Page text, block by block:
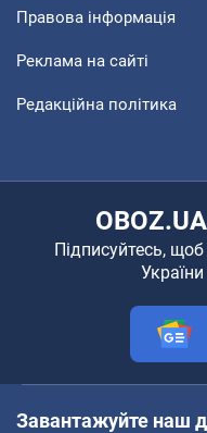
Правова інформація
Реклама на сайті
Редакційна політика
Підписуйтесь, щоб
України
Завантажуйте наш